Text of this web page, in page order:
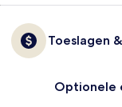
Toeslagen
Optionele